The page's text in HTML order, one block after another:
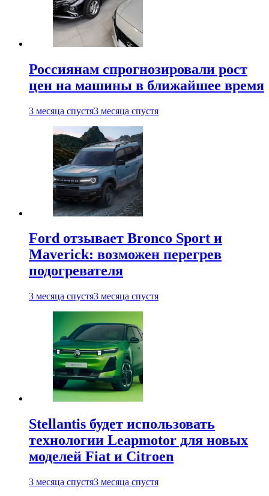
Россиянам спрогнозировали рост
цен на машины в ближайшее время
3 месяца спустя3 месяца спустя
Ford отзывает Bronco Sport и
Maverick: возможен перегрев
подогревателя
3 месяца спустя3 месяца спустя
Stellantis будет использовать
технологии Leapmotor для новых
моделей Fiat и Citroen
3 месяца спустя3 месяца спустя